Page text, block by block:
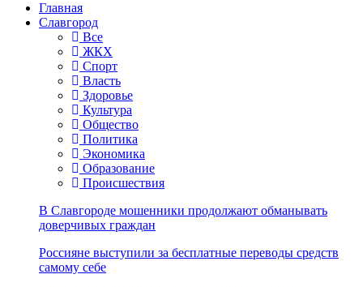
Главная
Славгород
Все
ЖКХ
Спорт
Власть
Здоровье
Культура
Общество
Политика
Экономика
Образование
Происшествия
В Славгороде мошенники продолжают обманывать
доверчивых граждан
Россияне выступили за бесплатные переводы средств
самому себе